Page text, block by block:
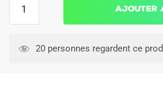
Athletic
Ajouter
20 personnes regardent ce